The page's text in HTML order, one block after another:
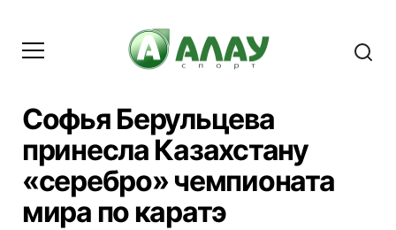
Софья Берульцева
принесла Казахстану
«серебро» чемпионата
мира по каратэ